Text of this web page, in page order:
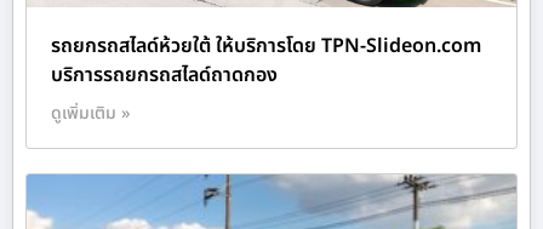
รถยกรถสไลด์ห้วยใต้ ให้บริการโดย TPN-Slideon.com
บริการรถยกรถสไลด์ถาดกอง
ดูเพิ่มเติม »